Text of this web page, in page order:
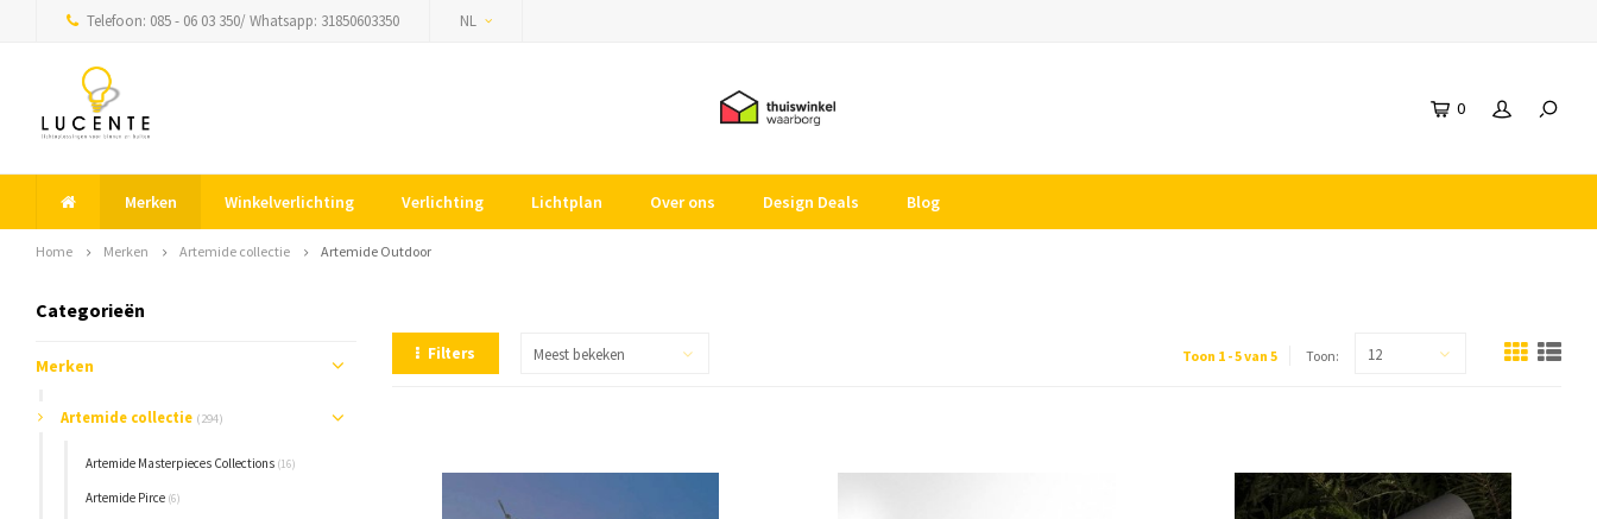
Telefoon: 085 - 06 03 350/ Whatsapp: 31850603350 NL
0
Merken Winkelverlichting Verlichting Lichtplan Over ons Design Deals Blog
Home Merken Artemide collectie Artemide Outdoor
Categorieën
Merken
Artemide collectie (294)
Artemide Masterpieces Collections (16)
Artemide Pirce (6)
Filters Meest bekeken Toon 1 - 5 van 5 Toon: 12